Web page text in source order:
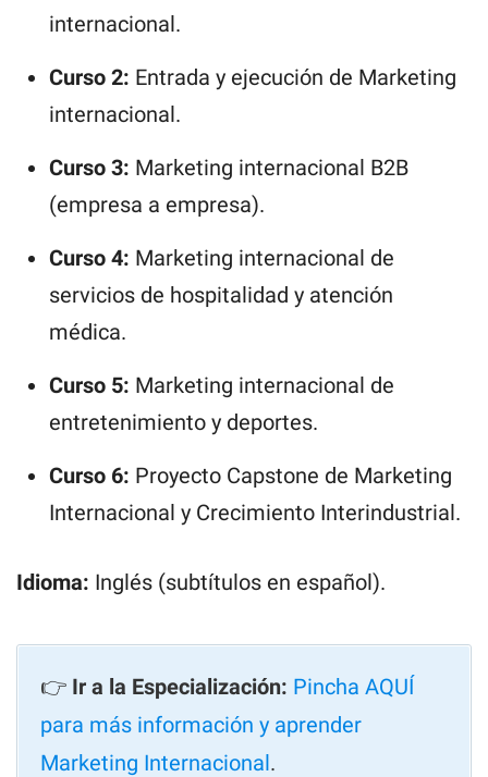
internacional.
Curso 2: Entrada y ejecución de Marketing
internacional.
Curso 3: Marketing internacional B2B
(empresa a empresa).
Curso 4: Marketing internacional de
servicios de hospitalidad y atención
médica.
Curso 5: Marketing internacional de
entretenimiento y deportes.
Curso 6: Proyecto Capstone de Marketing
Internacional y Crecimiento Interindustrial.
Idioma: Inglés (subtítulos en español).
👉 Ir a la Especialización: Pincha AQUÍ
para más información y aprender
Marketing Internacional.